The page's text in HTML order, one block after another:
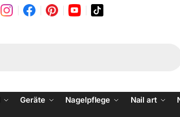
Geräte Nagelpflege Nail art